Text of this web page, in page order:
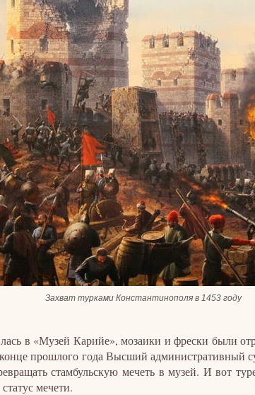
Захват турками Константинополя в 1453 году
в «Музей Карийе», мозаики и фрески были
прошлого года Высший административный
стамбульскую мечеть в музей. И вот
мечети.